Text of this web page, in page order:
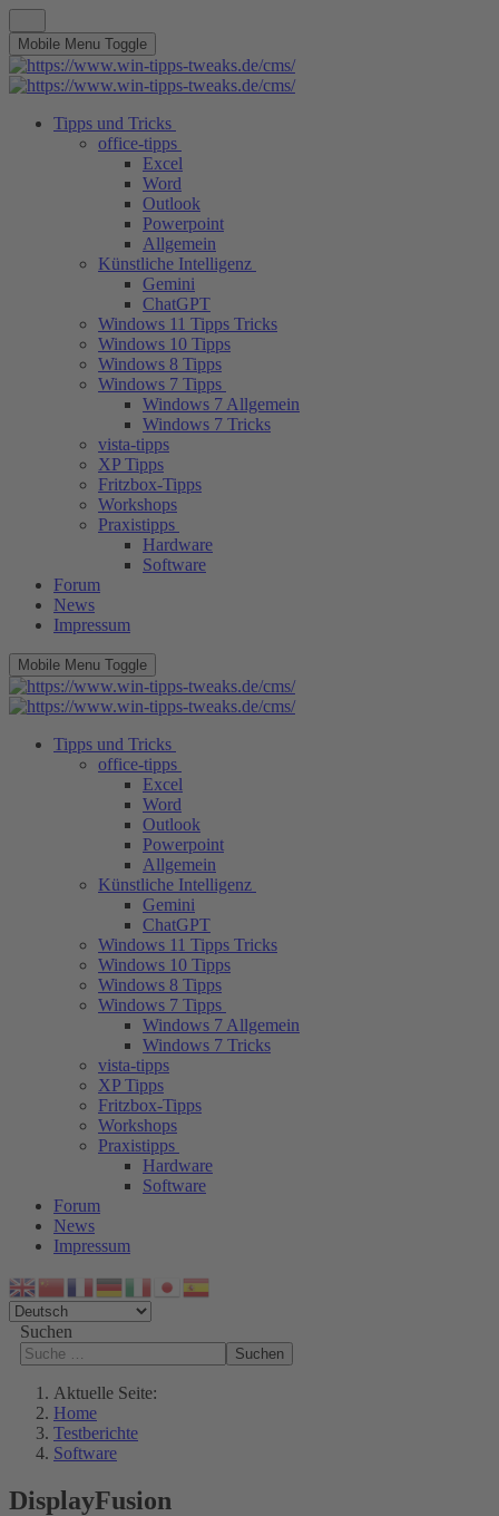
Mobile Menu Toggle
Tipps und Tricks
office-tipps
Excel
Word
Outlook
Powerpoint
Allgemein
Künstliche Intelligenz
Gemini
ChatGPT
Windows 11 Tipps Tricks
Windows 10 Tipps
Windows 8 Tipps
Windows 7 Tipps
Windows 7 Allgemein
Windows 7 Tricks
vista-tipps
XP Tipps
Fritzbox-Tipps
Workshops
Praxistipps
Hardware
Software
Forum
News
Impressum
Mobile Menu Toggle
Tipps und Tricks
office-tipps
Excel
Word
Outlook
Powerpoint
Allgemein
Künstliche Intelligenz
Gemini
ChatGPT
Windows 11 Tipps Tricks
Windows 10 Tipps
Windows 8 Tipps
Windows 7 Tipps
Windows 7 Allgemein
Windows 7 Tricks
vista-tipps
XP Tipps
Fritzbox-Tipps
Workshops
Praxistipps
Hardware
Software
Forum
News
Impressum
Suchen
Suchen
Aktuelle Seite:
Home
Testberichte
Software
DisplayFusion